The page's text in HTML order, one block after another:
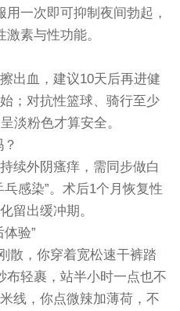
一次即可抑制夜间勃起，
素与性功能。
出血，建议10天后再进健
；对抗性篮球、骑行至少
淡粉色才算安全。
续外阴瘙痒，需同步做白
感染”。术后1个月恢复性
留出缓冲期。
验”
散，你穿着宽松速干裤踏
布轻裹，站半小时一点也不
线，你点微辣加薄荷，不